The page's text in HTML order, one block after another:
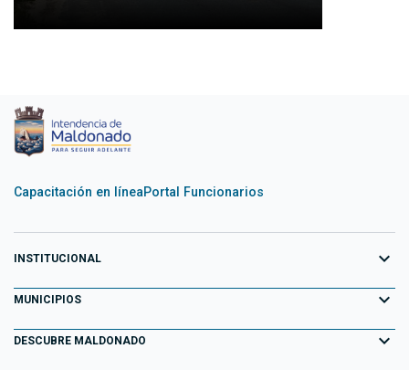
Capacitación en líneaPortal Funcionarios
INSTITUCIONAL expand_more
Equipo de Gobierno
Primeros 100 días
MUNICIPIOS expand_more
Aiguá
DESCUBRE MALDONADO expand_more